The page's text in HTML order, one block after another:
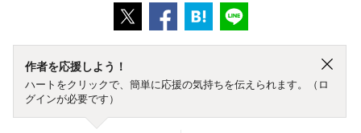
作者を応援しよう！
ハートをクリックで、簡単に応援の気持ちを伝えられます。（ロ
グインが必要です）